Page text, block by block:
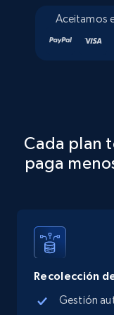
more.
records by
Place id, URL,
Address,
13.3K+
Google Maps
Aceitamos
Cada plan
paga
Recolección
Gestión